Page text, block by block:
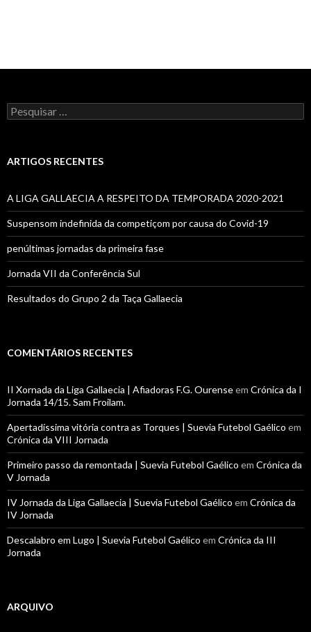
Pesquisar
por:
ARTIGOS RECENTES
A LIGA GALLAECIA A RESPEITO DA TEMPORADA 2020-2021
Suspensom indefinida da competiçom por causa do Covid-19
penúltimas jornadas da primeira fase
Jornada VII da Conferência Sul
Resultados do Grupo 2 da Taça Gallaecia
COMENTÁRIOS RECENTES
II Xornada da Liga Gallaecia | Afiadoras F.G. Ourenseem Crónica da I
Jornada 14/15. Sam Froilam.
Apertadíssima vitória contra as Torques | Suevia Futebol Gaélico em
Crónica da VIII Jornada
Primeiro passo da remontada | Suevia Futebol Gaélico em Crónica da
V Jornada
IV Jornada da Liga Gallaecia | Suevia Futebol Gaélico em Crónica da
IV Jornada
Descalabro em Lugo | Suevia Futebol Gaélico em Crónica da III
Jornada
ARQUIVO